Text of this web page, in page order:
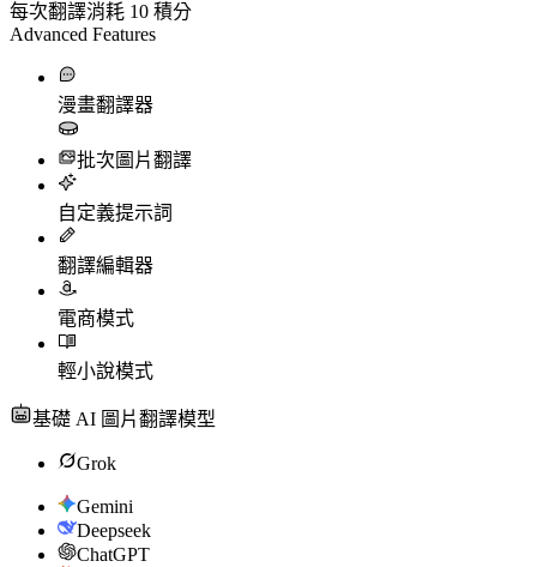
每次翻譯消耗 10 積分
Advanced Features
漫畫翻譯器
批次圖片翻譯
自定義提示詞
翻譯編輯器
電商模式
輕小說模式
基礎 AI 圖片翻譯模型
Grok
Gemini
Deepseek
ChatGPT